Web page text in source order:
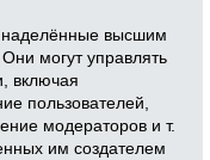
наделённые высшим
могут управлять
включая
пользователей,
модераторов и т.
им создателем